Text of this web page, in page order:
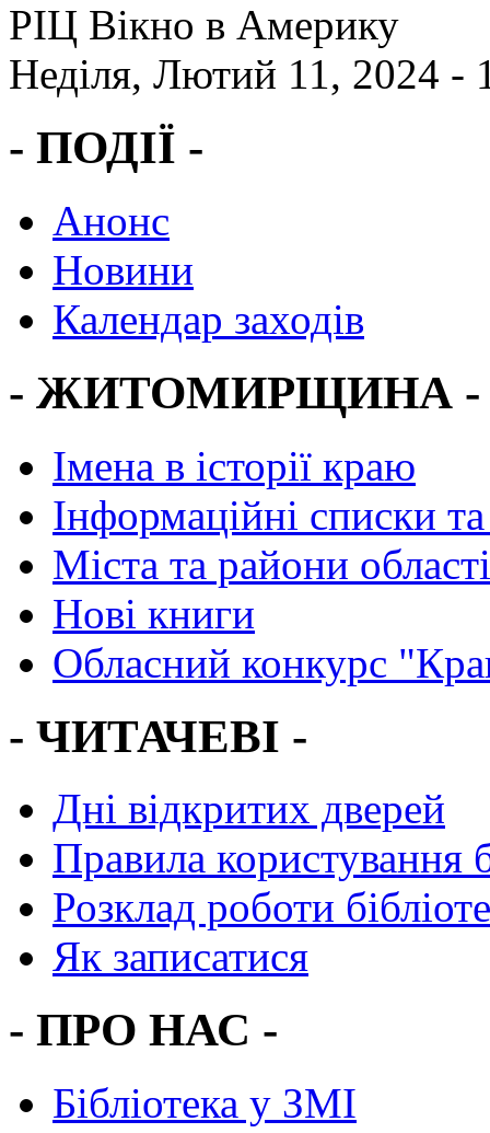
РІЦ Вікно в Америку
Неділя, Лютий 11, 2024 -
- ПОДІЇ -
Анонс
Новини
Календар заходів
- ЖИТОМИРЩИНА -
Імена в історії краю
Інформаційні списки
Міста та райони області
Нові книги
Обласний конкурс
- ЧИТАЧЕВІ -
Дні відкритих дверей
Правила користування
Розклад роботи
Як записатися
- ПРО НАС -
Бібліотека у ЗМІ